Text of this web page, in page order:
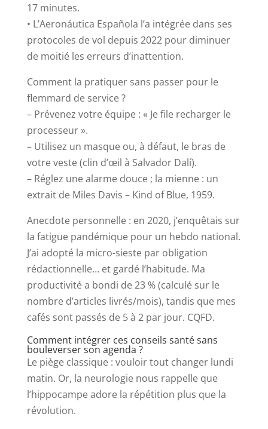
17 minutes.
• L’Aeronáutica Española l’a intégrée dans ses
protocoles de vol depuis 2022 pour diminuer
de moitié les erreurs d’inattention.
Comment la pratiquer sans passer pour le
flemmard de service ?
– Prévenez votre équipe : « Je file recharger le
processeur ».
– Utilisez un masque ou, à défaut, le bras de
votre veste (clin d’œil à Salvador Dalí).
– Réglez une alarme douce ; la mienne : un
extrait de Miles Davis – Kind of Blue, 1959.
Anecdote personnelle : en 2020, j’enquêtais sur
la fatigue pandémique pour un hebdo national.
J’ai adopté la micro-sieste par obligation
rédactionnelle… et gardé l’habitude. Ma
productivité a bondi de 23 % (calculé sur le
nombre d’articles livrés/mois), tandis que mes
cafés sont passés de 5 à 2 par jour. CQFD.
Comment intégrer ces conseils santé sans
bouleverser son agenda ?
Le piège classique : vouloir tout changer lundi
matin. Or, la neurologie nous rappelle que
l’hippocampe adore la répétition plus que la
révolution.